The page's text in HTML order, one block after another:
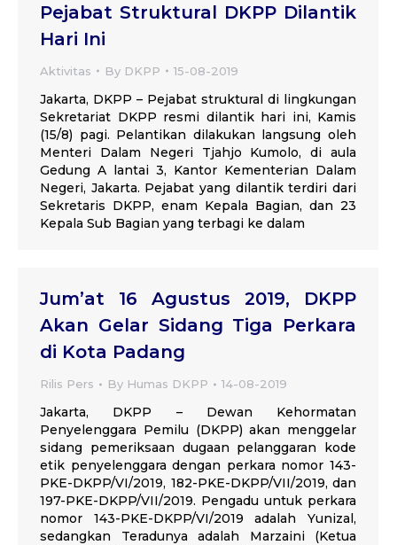
Pejabat Struktural DKPP Dilantik
Hari Ini
Aktivitas By DKPP 15-08-2019
Jakarta, DKPP – Pejabat struktural di lingkungan
Sekretariat DKPP resmi dilantik hari ini, Kamis
(15/8) pagi. Pelantikan dilakukan langsung oleh
Menteri Dalam Negeri Tjahjo Kumolo, di aula
Gedung A lantai 3, Kantor Kementerian Dalam
Negeri, Jakarta. Pejabat yang dilantik terdiri dari
Sekretaris DKPP, enam Kepala Bagian, dan 23
Kepala Sub Bagian yang terbagi ke dalam
Jum’at 16 Agustus 2019, DKPP
Akan Gelar Sidang Tiga Perkara
di Kota Padang
Rilis Pers By Humas DKPP 14-08-2019
Jakarta, DKPP – Dewan Kehormatan
Penyelenggara Pemilu (DKPP) akan menggelar
sidang pemeriksaan dugaan pelanggaran kode
etik penyelenggara dengan perkara nomor 143-
PKE-DKPP/VI/2019, 182-PKE-DKPP/VII/2019, dan
197-PKE-DKPP/VII/2019. Pengadu untuk perkara
nomor 143-PKE-DKPP/VI/2019 adalah Yunizal,
sedangkan Teradunya adalah Marzaini (Ketua